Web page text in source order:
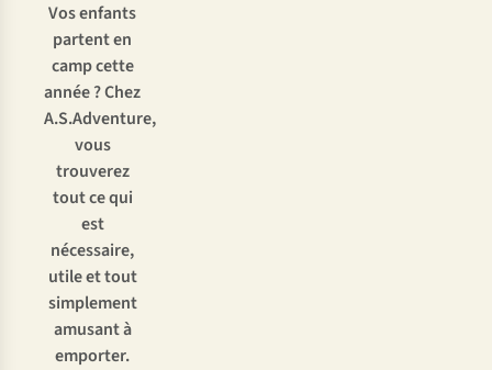
Vos enfants
partent en
camp cette
année ? Chez
A.S.Adventure,
vous
trouverez
tout ce qui
est
nécessaire,
utile et tout
simplement
amusant à
emporter.